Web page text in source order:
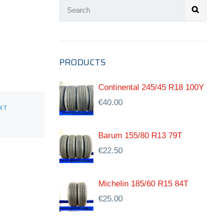
PRODUCTS
Continental 245/45 R18 100Y
€40.00
Barum 155/80 R13 79T
€22.50
Michelin 185/60 R15 84T
€25.00